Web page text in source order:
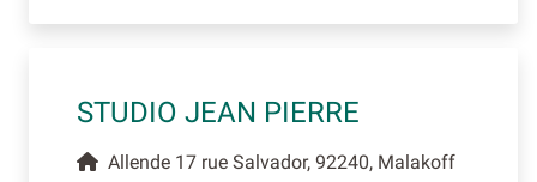
STUDIO JEAN PIERRE
Allende 17 rue Salvador, 92240, Malakoff